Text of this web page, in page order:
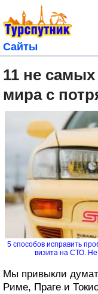
Сайты
11 не
мира с
5 способов исправить
визита на СТО.
Мы привыкли
Риме, Праге и